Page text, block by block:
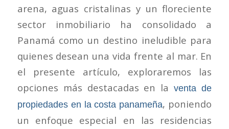
arena, aguas cristalinas y un floreciente
sector inmobiliario ha consolidado a
Panamá como un destino ineludible para
quienes desean una vida frente al mar. En
el presente artículo, exploraremos las
opciones más destacadas en laventa de
propiedades en la costa panameña, poniendo
un enfoque especial en las residencias